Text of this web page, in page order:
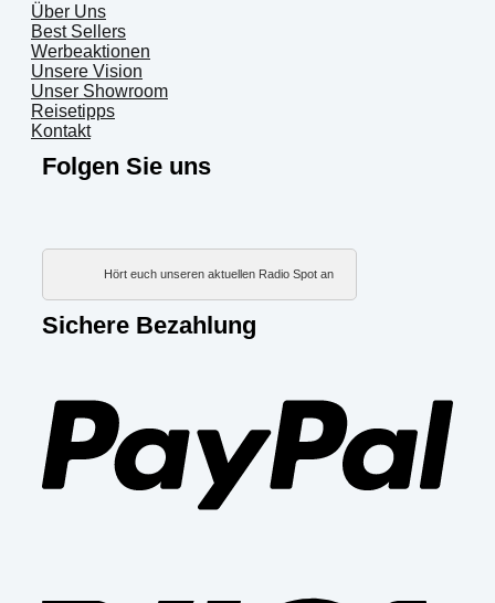
Über Uns
Best Sellers
Werbeaktionen
Unsere Vision
Unser Showroom
Reisetipps
Kontakt
Folgen Sie uns
Hört euch unseren aktuellen Radio Spot an
Sichere Bezahlung